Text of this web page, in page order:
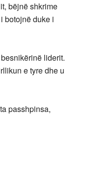
bëjnë shkrime
botojnë duke i
liderit.
e tyre dhe u
passhpinsa,